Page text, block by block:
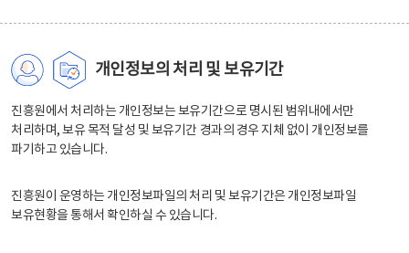
개인정보의 처리 및 보유기간
진흥원에서 처리하는 개인정보는 보유기간으로 명시된 범위내에서만
처리하며, 보유 목적 달성 및 보유기간 경과의 경우 지체 없이 개인정보를
파기하고 있습니다.
진흥원이 운영하는 개인정보파일의 처리 및 보유기간은 개인정보파일
보유현황을 통해서 확인하실 수 있습니다.